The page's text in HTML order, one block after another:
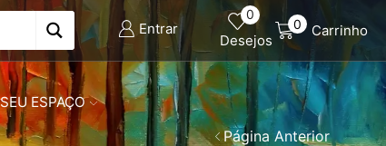
Entrar
0
Desejos
0 Carrinho
SEU ESPAÇO
Página Anterior